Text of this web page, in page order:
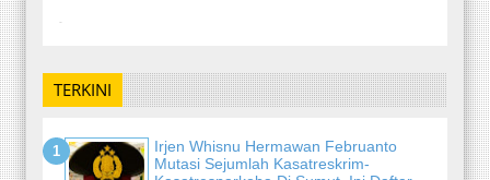
-
TERKINI
Irjen Whisnu Hermawan Februanto
Mutasi Sejumlah Kasatreskrim-